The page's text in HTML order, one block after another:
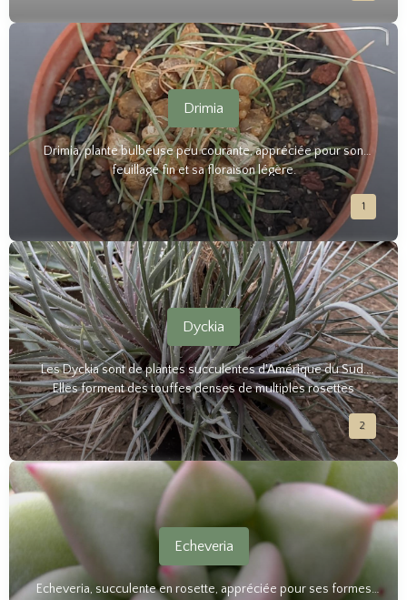
Drimia
Drimia, plante bulbeuse peu courante, appréciée pour son
feuillage fin et sa floraison légère.
1
Dyckia
Les Dyckia sont de plantes succulentes d'Amérique du Sud.
Elles forment des touffes denses de multiples rosettes
épineuses aux couleurs surprenantes. Elles ont une grande
tolérance à la sécheresse.
2
Echeveria
Echeveria, succulente en rosette, appréciée pour ses formes